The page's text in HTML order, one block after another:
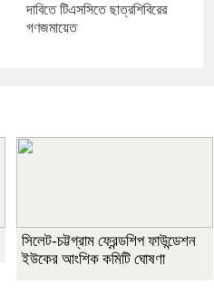
দাবিতে টিএসসিতে ছাত্রশিবিরের
গণজমায়েত
সিলেট-চট্টগ্রাম ফ্রেন্ডশিপ ফাউন্ডেশন
ইউকের আংশিক কমিটি ঘোষণা